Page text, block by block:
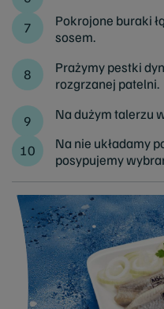
Pokrojone buraki
sosem.
Prażymy pestki
rozgrzanej patelni.
Na dużym talerzu
Na nie układamy
posypujemy